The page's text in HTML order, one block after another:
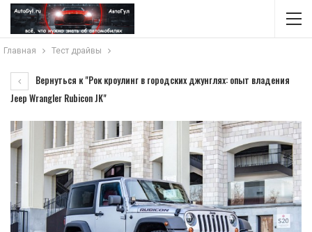
Главная Тест драйвы
Вернуться к "Рок кроулинг в городских джунглях: опыт владения
Jeep Wrangler Rubicon JK"